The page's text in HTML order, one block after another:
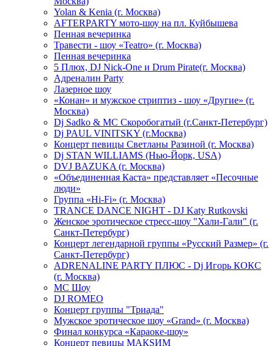
Yolan & Kenia (г. Москва)
AFTERPARTY мото-шоу на пл. Куйбышева
Пенная вечеринка
Травести - шоу «Teatro» (г. Москва)
Пенная вечеринка
5 Плюх, DJ Nick-One и Drum Pirate(г. Москва)
Адреналин Party
Лазерное шоу
«Конан» и мужское стриптиз - шоу «Другие» (г.
Москва)
Dj Sadko & МС Скоробогатый (г.Санкт-Петербург)
Dj PAUL VINITSKY (г.Москва)
Концерт певицы Светланы Разиной (г. Москва)
Dj STAN WILLIAMS (Нью-Йорк, USA)
DVJ BAZUKA (г. Москва)
«Объединенная Каста» представляет «Песочные
люди»
Группа «Hi-Fi» (г. Москва)
TRANCE DANCE NIGHT - DJ Katy Rutkovski
Женское эротическое стресс-шоу "Хали-Гали" (г.
Санкт-Петербург)
Концерт легендарной группы «Русский Размер» (г.
Санкт-Петербург)
ADRENALINE PARTY ПЛЮС - Dj Игорь КОКС
(г. Москва)
MC Шоу
DJ ROMEO
Концерт группы "Триада"
Мужское эротическое шоу «Grand» (г. Москва)
Финал конкурса «Караоке-шоу»
Концерт певицы МАКSИМ